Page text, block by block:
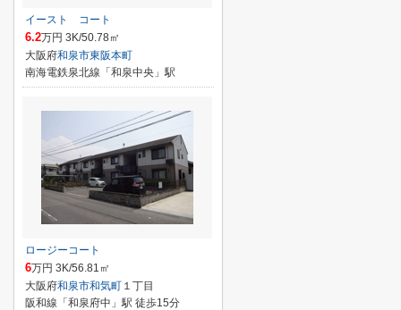
イースト コート
6.2万円 3K/50.78㎡
大阪府和泉市東阪本町
南海電鉄泉北線「和泉中央」駅
ロージーコート
6万円 3K/56.81㎡
大阪府和泉市和気町 １丁目
阪和線「和泉府中」駅 徒歩15分